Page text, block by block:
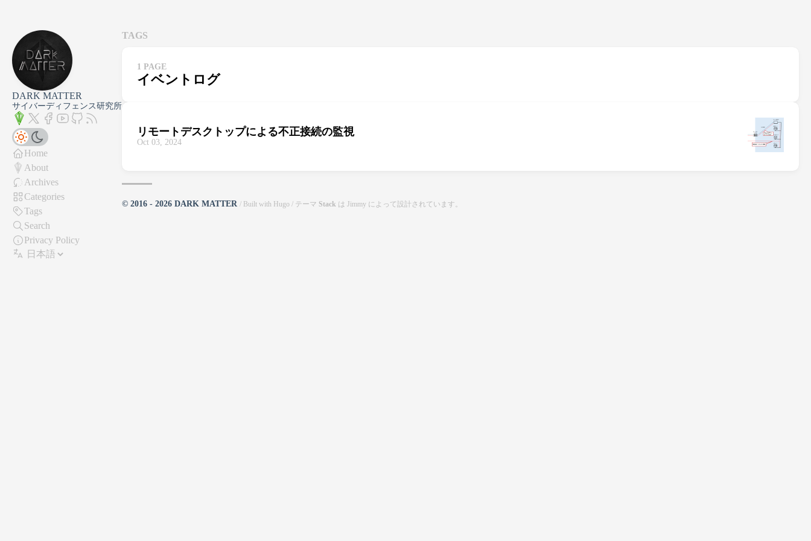
DARK MATTER
サイバーディフェンス研究所
Home
About
Archives
Categories
Tags
Search
Privacy Policy
TAGS
1 PAGE
イベントログ
リモートデスクトップによる不正接続の監視
Oct 03, 2024
© 2016 - 2026 DARK MATTER / Built with Hugo / テーマ Stack は Jimmy によって設計されています。